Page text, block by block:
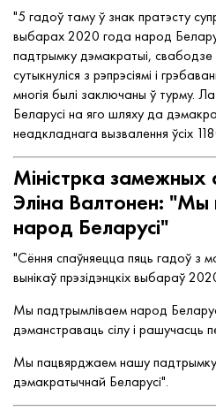
"5 гадоў таму ў знак пратэсту
выбарах 2020 года народ
падтрымку дэмакратыі, свабодзе
сутыкнуліся з рэпрэсіямі і
многія былі заключаны ў турму.
Беларусі на яго шляху да
неадкладнага вызвалення ўсіх
Міністрка замежных
Эліна Валтонен: "Мы
народ Беларусі"
"Сёння спаўняецца пяць гадоў з
вынікаў прэзідэнцкіх выбараў
Мы падтрымліваем народ
дэманстраваць сілу і рашучасць
Мы пацвярджаем нашу
дэмакратычнай Беларусі".